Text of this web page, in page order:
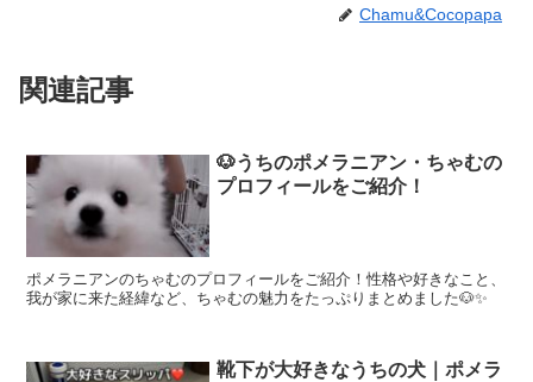
Chamu&Cocopapa
関連記事
🐶うちのポメラニアン・ちゃむの
プロフィールをご紹介！
ポメラニアンのちゃむのプロフィールをご紹介！性格や好きなこと、
我が家に来た経緯など、ちゃむの魅力をたっぷりまとめました🐶✨
靴下が大好きなうちの犬｜ポメラ